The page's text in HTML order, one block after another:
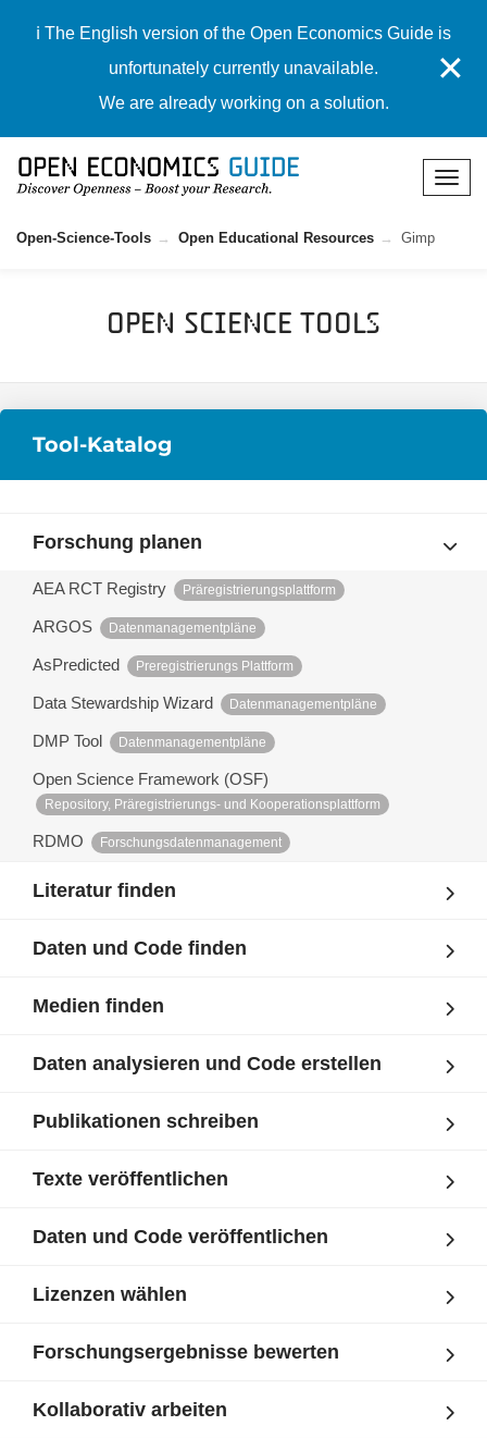
ℹ️ The English version of the Open Economics Guide is
unfortunately currently unavailable.
We are already working on a solution.
✕
Open-Science-Tools Open Educational Resources Gimp
Open Science Tools
Tool-Katalog
Forschung planen
AEA RCT Registry Präregistrierungsplattform
ARGOS Datenmanagementpläne
AsPredicted Preregistrierungs Plattform
Data Stewardship Wizard Datenmanagementpläne
DMP Tool Datenmanagementpläne
Open Science Framework (OSF)
Repository, Präregistrierungs- und Kooperationsplattform
RDMO Forschungsdatenmanagement
Literatur finden
Daten und Code finden
Medien finden
Daten analysieren und Code erstellen
Publikationen schreiben
Texte veröffentlichen
Daten und Code veröffentlichen
Lizenzen wählen
Forschungsergebnisse bewerten
Kollaborativ arbeiten